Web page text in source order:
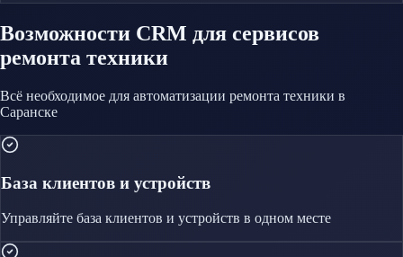
Возможности CRM для сервисов
ремонта техники
Всё необходимое для автоматизации ремонта техники в
Саранске
База клиентов и устройств
Управляйте база клиентов и устройств в одном месте